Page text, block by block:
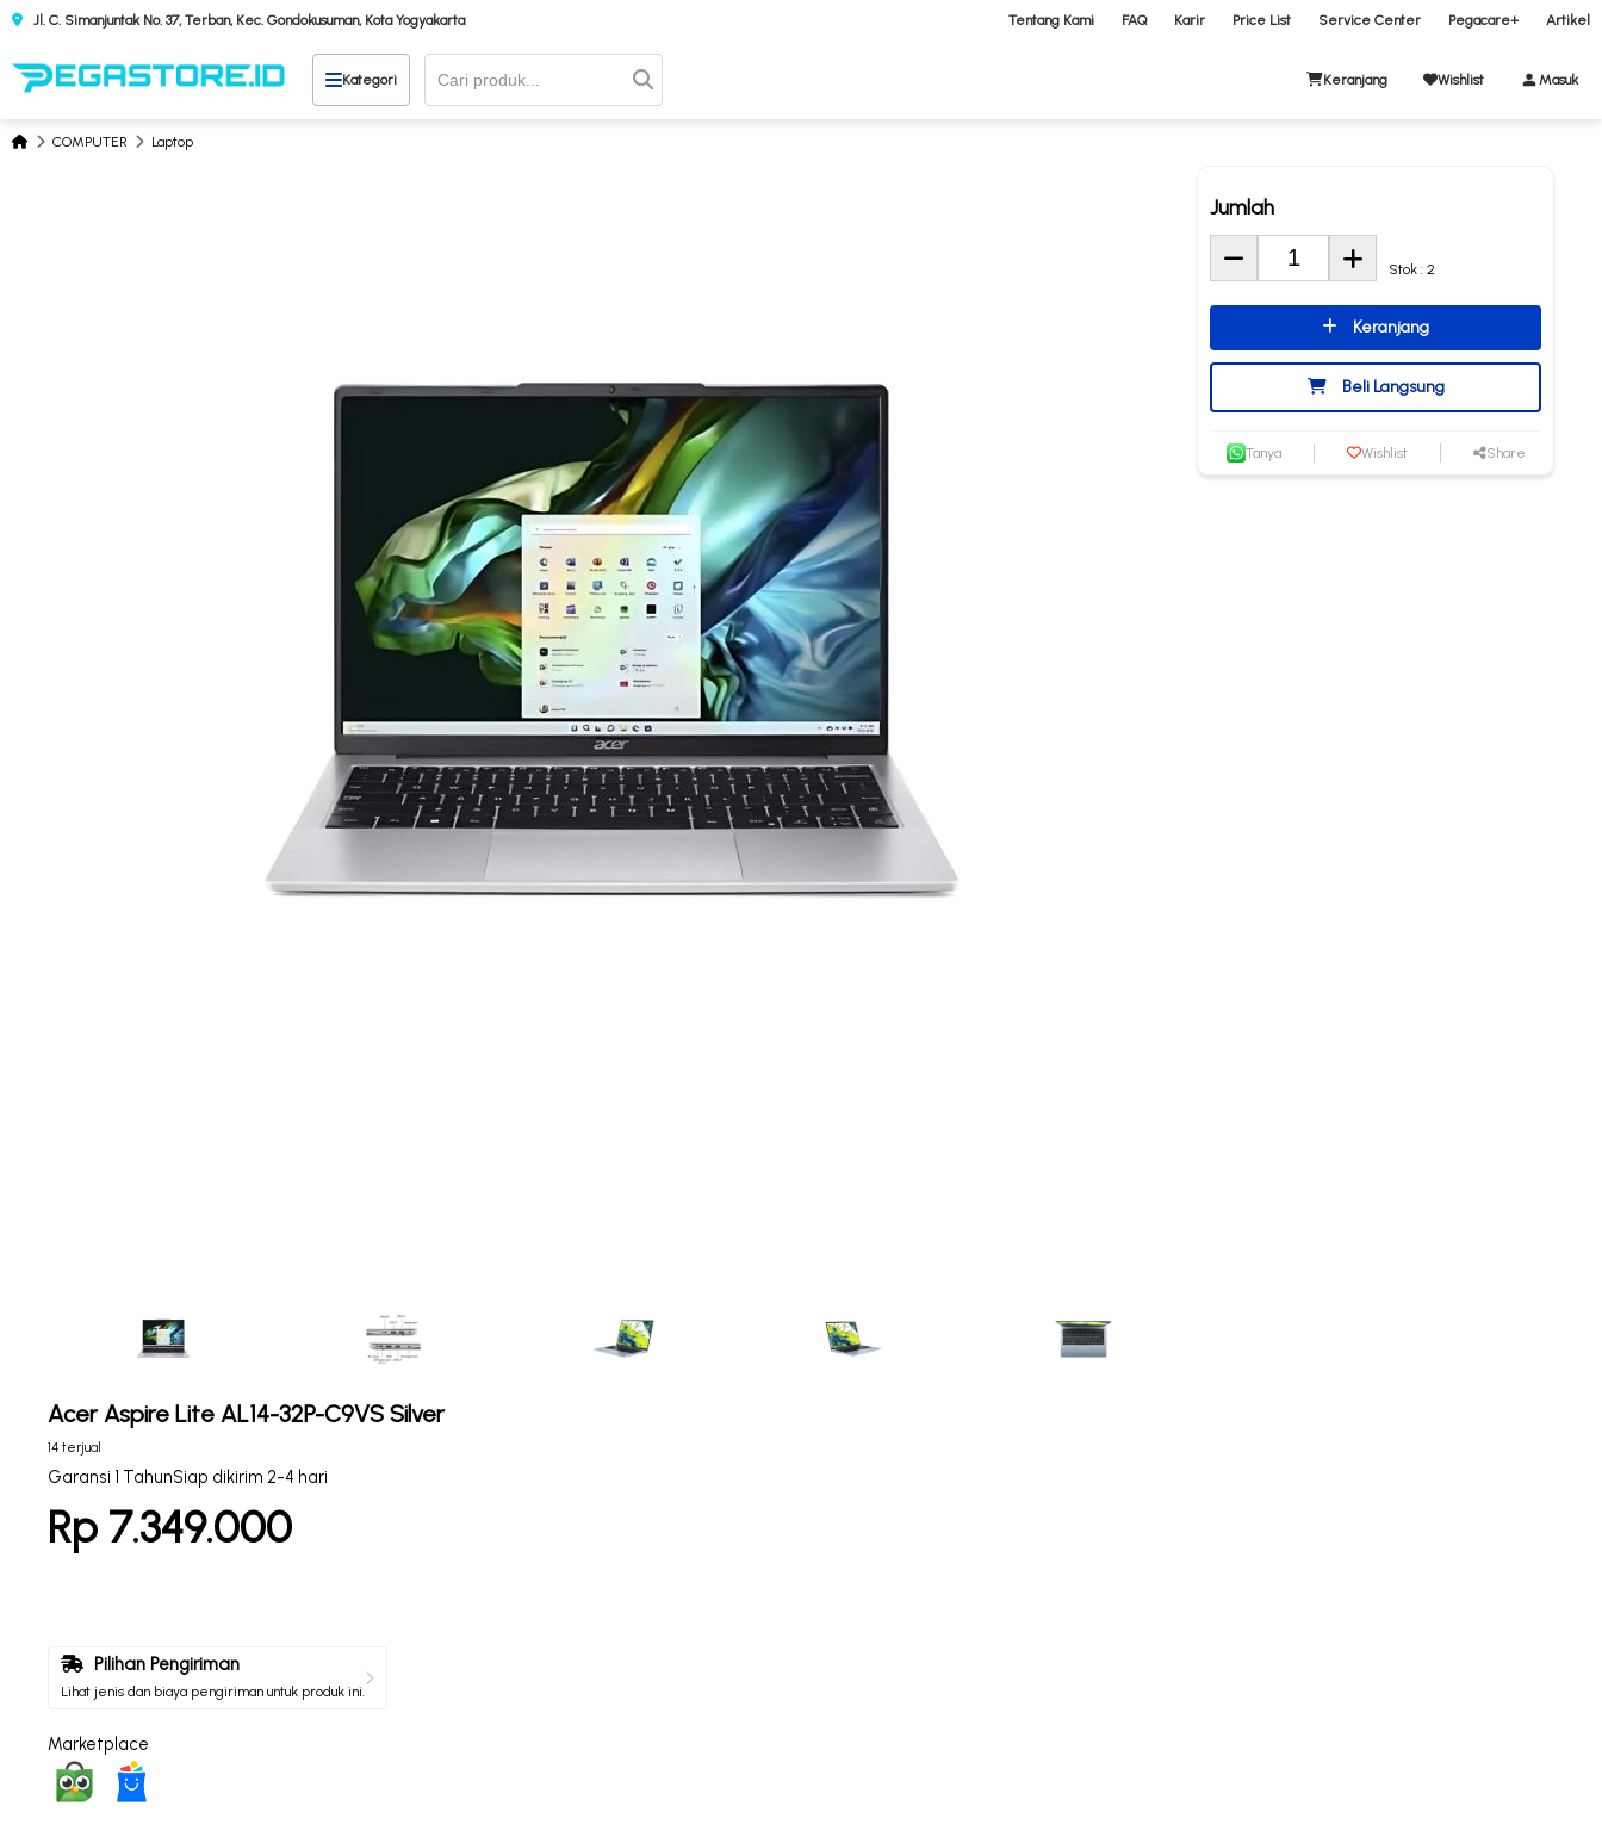
Jl. C. Simanjuntak No. 37, Terban, Kec. Gondokusuman, Kota Yogyakarta Tentang Kami FAQ Karir Price List Service Center Pegacare+ Artikel
Kategori Keranjang Wishlist Masuk
COMPUTER Laptop
Acer Aspire Lite AL14-32P-C9VS Silver
14 terjual
Garansi 1 TahunSiap dikirim 2-4 hari
Rp 7.349.000
Pilihan Pengiriman
Lihat jenis dan biaya pengiriman untuk produk ini.
Marketplace
Jumlah
Stok : 2
Keranjang
Beli Langsung
Tanya Wishlist Share